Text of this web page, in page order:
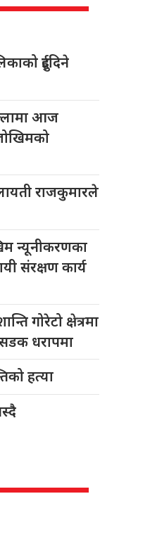
दुईदिने
आज
राजकुमारले
न्यूनीकरणका
संरक्षण कार्य
गोरेटो क्षेत्रमा
धरापमा
हत्या